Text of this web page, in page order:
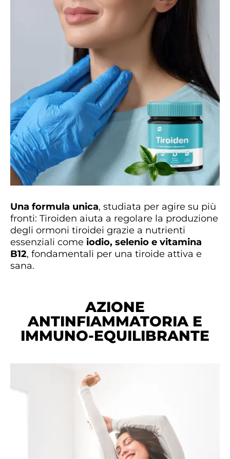
Una formula unica, studiata per agire su più
fronti: Tiroiden aiuta a regolare la produzione
degli ormoni tiroidei grazie a nutrienti
essenziali come iodio, selenio e vitamina
B12, fondamentali per una tiroide attiva e
sana.
AZIONE
ANTINFIAMMATORIA E
IMMUNO-EQUILIBRANTE